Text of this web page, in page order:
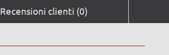
Recensioni clienti (0)